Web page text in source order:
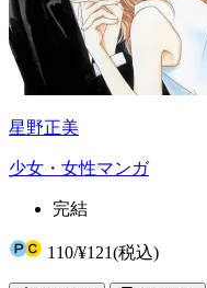
星野正美
少女・女性マンガ
完結
110/¥121(税込)